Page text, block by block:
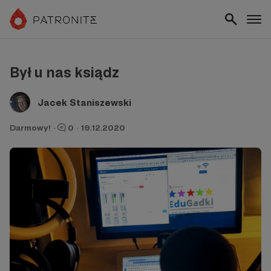
Był u nas ksiądz
Jacek Staniszewski
Darmowy! · 0 · 19.12.2020